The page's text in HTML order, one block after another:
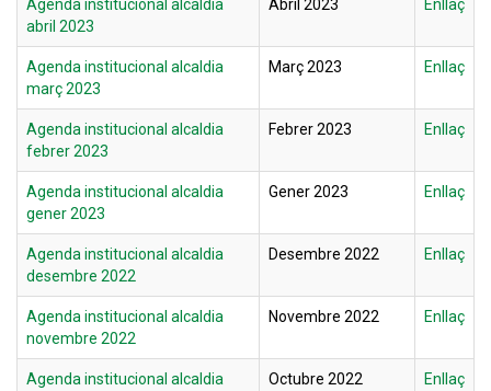
Agenda institucional alcaldia
abril 2023
Abril 2023 Enllaç
Agenda institucional alcaldia
març 2023
Març 2023 Enllaç
Agenda institucional alcaldia
febrer 2023
Febrer 2023 Enllaç
Agenda institucional alcaldia
gener 2023
Gener 2023 Enllaç
Agenda institucional alcaldia
desembre 2022
Desembre 2022 Enllaç
Agenda institucional alcaldia
novembre 2022
Novembre 2022 Enllaç
Agenda institucional alcaldia
Octubre 2022 Enllaç